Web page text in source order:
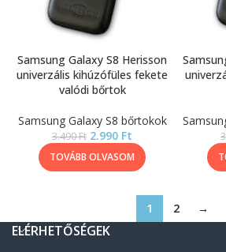
Samsung Galaxy S8 Herisson
univerzális kihúzófüles fekete
valódi bőrtok
Samsung Galaxy S8 bőrtokok
3.490Ft 2.990 Ft
TOVÁBB OLVASOM
1 2 →
ELÉRHETŐSÉGEK